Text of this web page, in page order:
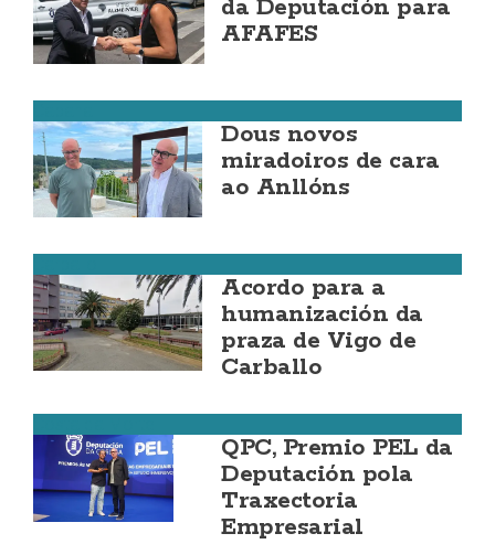
da Deputación para
AFAFES
Dous novos
miradoiros de cara
ao Anllóns
Acordo para a
humanización da
praza de Vigo de
Carballo
QPC, Premio PEL da
Deputación pola
Traxectoria
Empresarial